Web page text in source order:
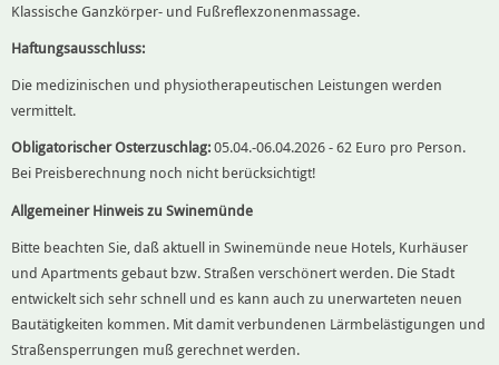
Klassische Ganzkörper- und Fußreflexzonenmassage.
Haftungsausschluss:
Die medizinischen und physiotherapeutischen Leistungen werden
vermittelt.
Obligatorischer Osterzuschlag:05.04.-06.04.2026 - 62 Euro pro Person.
Bei Preisberechnung noch nicht berücksichtigt!
Allgemeiner Hinweis zu Swinemünde
Bitte beachten Sie, daß aktuell in Swinemünde neue Hotels, Kurhäuser
und Apartments gebaut bzw. Straßen verschönert werden. Die Stadt
entwickelt sich sehr schnell und es kann auch zu unerwarteten neuen
Bautätigkeiten kommen. Mit damit verbundenen Lärmbelästigungen und
Straßensperrungen muß gerechnet werden.